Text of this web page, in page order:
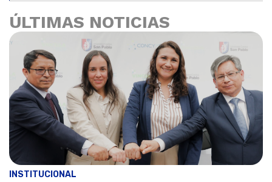
ÚLTIMAS NOTICIAS
INSTITUCIONAL